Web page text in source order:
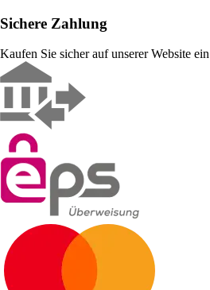
Sichere Zahlung
Kaufen Sie sicher auf unserer Website ein